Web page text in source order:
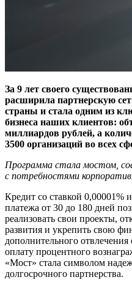
За 9 лет своего
расширила партнерскую
страны и стала одним из
бизнеса наших клиентов:
миллиардов рублей, а
3500 организаций во всех
Программа стала мостом,
с потребностями
Кредит со ставкой 0,00001%
платежа от 30 до 180 дней
реализовать свои проекты,
развития и укрепить свою
дополнительного
оплату процентного
«Мост» стала символом
долгосрочного партнерства.